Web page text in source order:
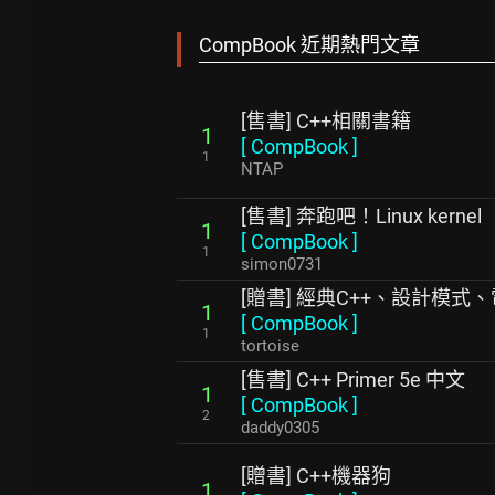
CompBook 近期熱門文章
1
1
[售書] C++相關書籍
[ CompBook]
NTAP
1
1
[售書] 奔跑吧！Linux kernel
[ CompBook]
simon0731
1
1
[贈書] 經典C++、設計模式
[ CompBook]
tortoise
1
2
[售書] C++ Primer 5e 中文
[ CompBook]
daddy0305
[贈書] C++機器狗